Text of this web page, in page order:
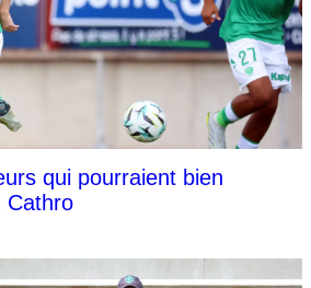
qui pourraient bien
Cathro